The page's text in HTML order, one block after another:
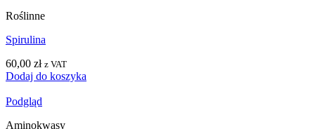
Roślinne
Spirulina
60,00 zł z VAT
Dodaj do koszyka
Podgląd
Aminokwasy